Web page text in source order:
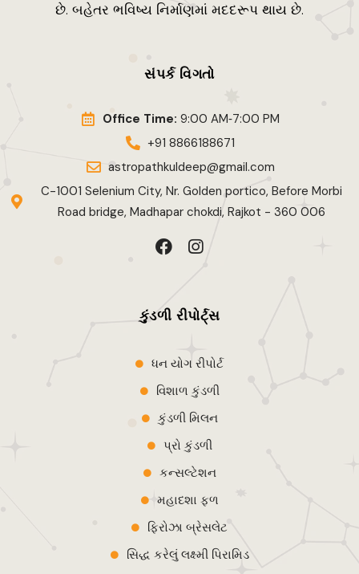
છે. બહેતર ભવિષ્ય નિર્માણમાં મદદરૂપ થાય છે.
સંપર્ક વિગતો
Office Time: 9:00 AM‑7:00 PM
+91 8866188671
astropathkuldeep@gmail.com
C-1001 Selenium City, Nr. Golden portico, Before Morbi
Road bridge, Madhapar chokdi, Rajkot - 360 006
F
b
k
I
a
a
m
કુંડળી રીપોર્ટ્સ
ધન યોગ રીપોર્ટ
વિશાળ કુંડળી
કુંડળી મિલન
પ્રો કુંડળી
કન્સલ્ટેશન
મહાદશા ફળ
ફિરોઝા બ્રેસલેટ
સિદ્ધ કરેલું લક્ષ્મી પિરામિડ